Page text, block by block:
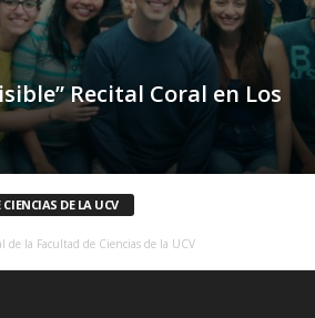
Recital Coral en Los
DE LA UCV
de la Facultad de Ciencias de la UCV